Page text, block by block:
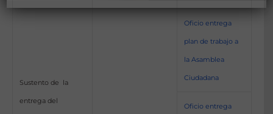
Sustento de la
entrega del
Oficio entrega
plan de trabajo a
la Asamblea
Ciudadana
Oficio entrega